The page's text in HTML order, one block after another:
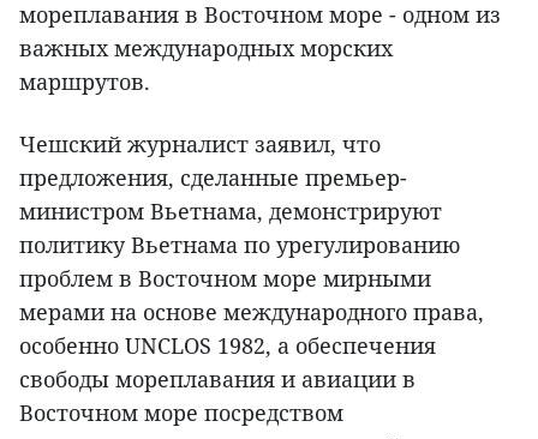
мореплавания в Восточном море - одном из
важных международных морских
маршрутов.
Чешский журналист заявил, что
предложения, сделанные премьер-
министром Вьетнама, демонстрируют
политику Вьетнама по урегулированию
проблем в Восточном море мирными
мерами на основе международного права,
особенно UNCLOS 1982, а обеспечения
свободы мореплавания и авиации в
Восточном море посредством